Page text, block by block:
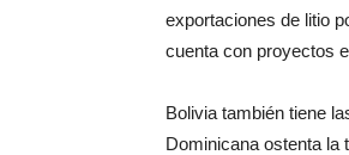
exportaciones de litio
cuenta con proyectos
Bolivia también tiene
Dominicana ostenta la